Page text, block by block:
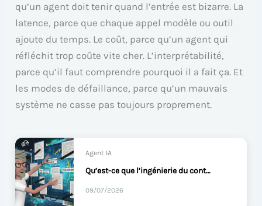
qu’un agent doit tenir quand l’entrée est bizarre. La
latence, parce que chaque appel modèle ou outil
ajoute du temps. Le coût, parce qu’un agent qui
réfléchit trop coûte vite cher. L’interprétabilité,
parce qu’il faut comprendre pourquoi il a fait ça. Et
les modes de défaillance, parce qu’un mauvais
système ne casse pas toujours proprement.
Agent IA
Qu’est-ce que l’ingénierie du contexte en IA ?
09/07/2026